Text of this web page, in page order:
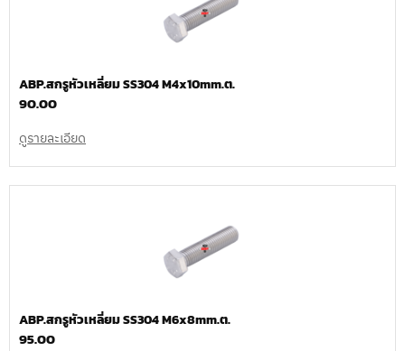
ABP.สกรูหัวเหลี่ยม SS304 M4x10mm.ต.
90.00
ดูรายละเอียด
ABP.สกรูหัวเหลี่ยม SS304 M6x8mm.ต.
95.00